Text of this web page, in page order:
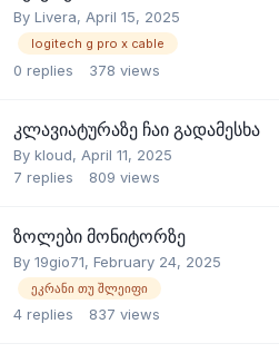
By Livera, April 15, 2025
logitech g pro x cable
0 replies 378 views
კლავიატურაზე ჩაი გადამესხა
By kloud, April 11, 2025
7 replies 809 views
ზოლები მონიტორზე
By 19gio71, February 24, 2025
ეკრანი თუ შლეიფი
4 replies 837 views